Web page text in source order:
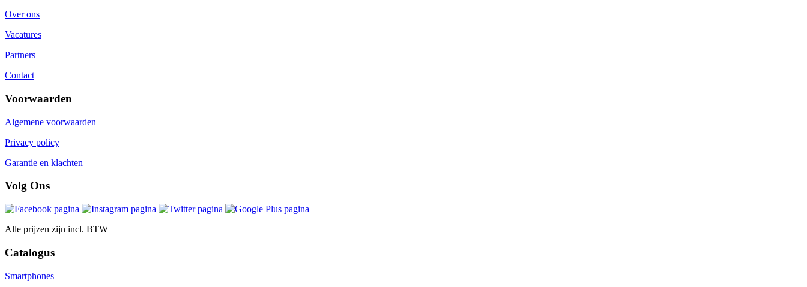
Over ons
Vacatures
Partners
Contact
Voorwaarden
Algemene voorwaarden
Privacy policy
Garantie en klachten
Volg Ons
Alle prijzen zijn incl. BTW
Catalogus
Smartphones